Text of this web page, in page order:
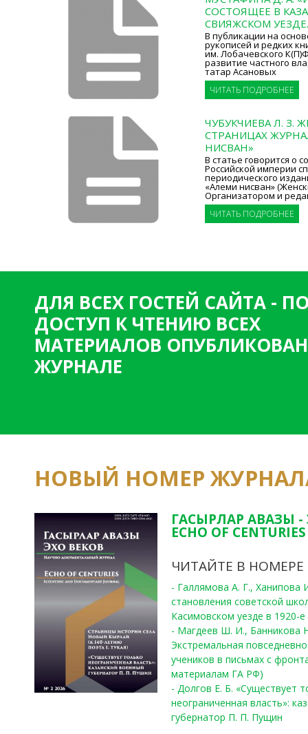
СОСТОЯЩЕЕ В
СВИЯЖСКОМ
В публикации на
рукописей и редких
им. Лобачевского
развитие частного
татар Асановых
ЧИТАТЬ ПОДРОБНЕЕ
ЧУБУКЧИЕВА Л. З.
СТРАНИЦАХ
НИСВАН»
В статье говорится о
Российской империи
периодического
«Алеми нисван»
Организатором и
ЧИТАТЬ ПОДРОБНЕЕ
ДЛЯ ВСЕХ ГОСТЕЙ САЙТА -
ДОСТУП К ЧТЕНИЮ ВСЕХ
МАТЕРИАЛОВ
ЖУРНАЛЕ
НОВЫЙ НОМЕР
ГАСЫРЛАР АВАЗЫ -
ECHO OF
ЧИТАЙТЕ В НОМЕРЕ
- Галлямова А. Г.,
становления советской
Касимовском уезде в 1920-е
- Магдеев Ш. И., Банникова
Экстремальная
учеников в письмах с
материалам ГА РФ)
- Долгов Е. Б. «Существует
неограниченная власть»:
губернатор П. П. Пущин